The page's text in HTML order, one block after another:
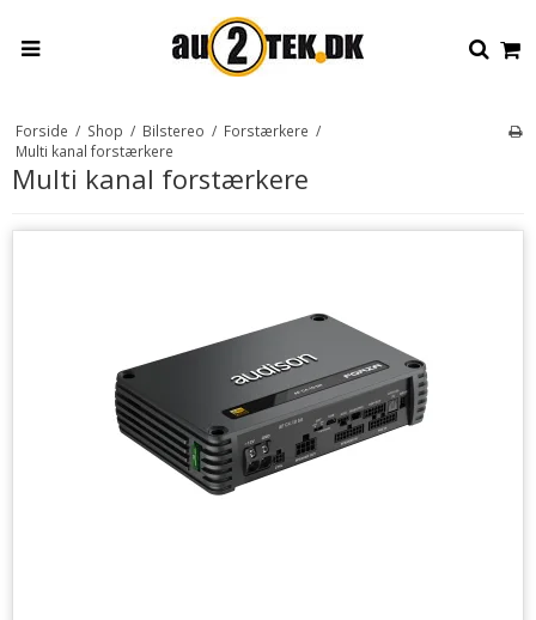
Forside / Shop / Bilstereo / Forstærkere /
Multi kanal forstærkere
Multi kanal forstærkere